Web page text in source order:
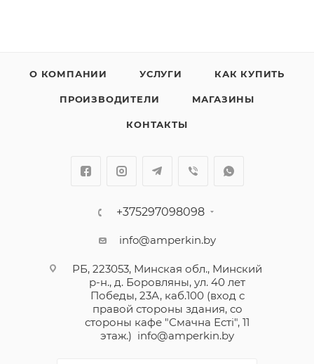
О КОМПАНИИ УСЛУГИ КАК КУПИТЬ
ПРОИЗВОДИТЕЛИ МАГАЗИНЫ
КОНТАКТЫ
+375297098098
info@amperkin.by
РБ, 223053, Минская обл., Минский
р-н., д. Боровляны, ул. 40 лет
Победы, 23А, каб.100 (вход с
правой стороны здания, со
стороны кафе "Смачна Естi", 11
этаж.) info@amperkin.by